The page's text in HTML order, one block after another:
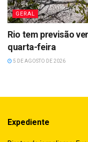
GERAL
Rio tem previsão
quarta-feira
5 DE AGOSTO DE 2026
Expediente